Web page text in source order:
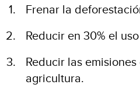
Frenar la
Reducir en 30% el
Reducir las
agricultura.